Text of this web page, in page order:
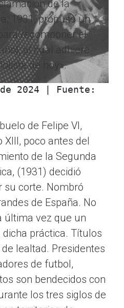
de la
1931, propuso un
recomponer el
al cual adhiere
de hoy».
de Felipe VI,
XIII, poco antes del
de la Segunda
(1931) decidió
su corte. Nombró
de España. No
última vez que un
práctica. Títulos
lealtad. Presidentes
de futbol,
son bendecidos con
los tres siglos de